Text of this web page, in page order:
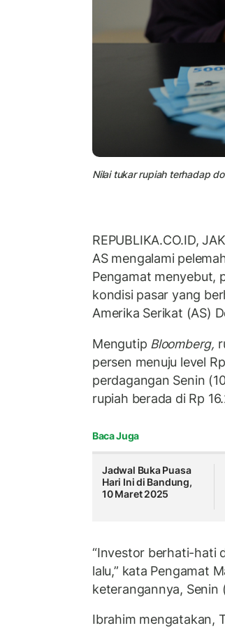
Nilai tukar rupiah terhadap
REPUBLIKA.CO.ID,
AS mengalami
Pengamat menyebut,
kondisi pasar yang
Amerika Serikat (AS)
Mengutip Bloomberg,
persen menuju level
perdagangan Senin
rupiah berada di Rp
Baca Juga
Jadwal Buka Puasa
Hari Ini di Bandung,
10 Maret 2025
“Investor berhati-hati
lalu,” kata Pengamat
keterangannya, Senin
Ibrahim mengatakan,